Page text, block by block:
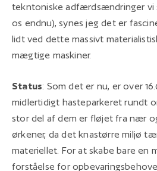
tekntoniske adfærdsændringer vi
os endnu), synes jeg det er
lidt ved dette massivt
mægtige maskiner.
Status: Som det er nu, er over
midlertidigt hasteparkeret rundt
stor del af dem er fløjet fra nær
ørkener, da det knastørre miljø
materiellet. For at skabe bare en
forståelse for